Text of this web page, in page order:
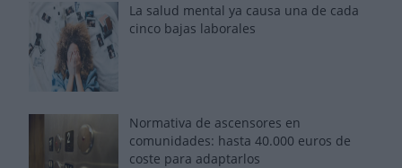
La salud mental ya causa una de cada
cinco bajas laborales
Normativa de ascensores en
comunidades: hasta 40.000 euros de
coste para adaptarlos